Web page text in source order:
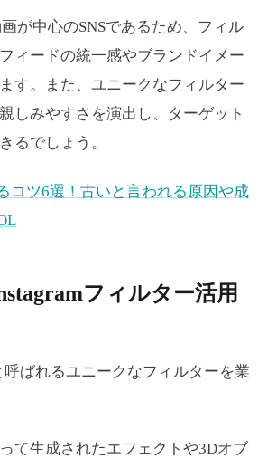
が中心のSNSであるため、フィル
ィードの統一感やブランドイメー
す。また、ユニークなフィルター
しみやすさを演出し、ターゲット
るでしょう。
コツ6選！古いと言われる原因や成
フィルター活用
呼ばれるユニークなフィルターを業
て生成されたエフェクトや3Dオブ